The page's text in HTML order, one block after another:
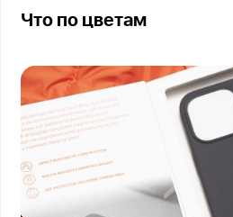
Что по цветам